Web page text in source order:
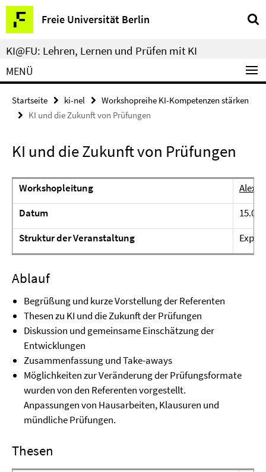
Springe
direkt
zu
Inhalt
Freie Universität Berlin
Service-
Navigation
KI@FU: Lehren, Lernen und Prüfen mit KI
MENÜ
Startseite ki-nel
Workshopreihe KI-Kompetenzen stärken
KI und die Zukunft von Prüfungen
KI und die Zukunft von Prüfungen
Workshopleitung
Datum
Struktur der Veranstaltung
Ablauf
Begrüßung und kurze Vorstellung der Referenten
Thesen zu KI und die Zukunft der Prüfungen
Diskussion und gemeinsame Einschätzung der
Entwicklungen
Zusammenfassung und Take-aways
Möglichkeiten zur Veränderung der Prüfungsformate
wurden von den Referenten vorgestellt.
Anpassungen von Hausarbeiten, Klausuren und
mündliche Prüfungen.
Thesen